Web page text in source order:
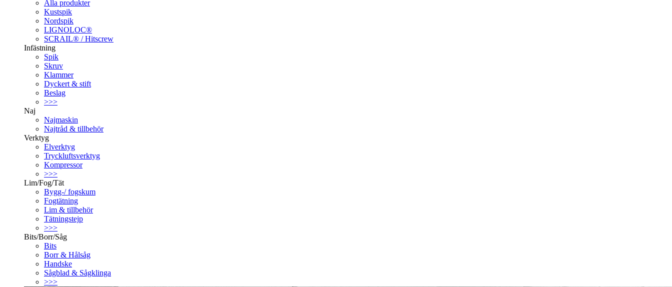
Alla produkter
Kustspik
Nordspik
LIGNOLOC®
SCRAIL® / Hitscrew
Infästning
Spik
Skruv
Klammer
Dyckert & stift
Beslag
>>>
Naj
Najmaskin
Najtråd & tillbehör
Verktyg
Elverktyg
Tryckluftsverktyg
Kompressor
>>>
Lim/Fog/Tät
Bygg-/ fogskum
Fogtätning
Lim & tillbehör
Tätningstejp
>>>
Bits/Borr/Såg
Bits
Borr & Hålsåg
Handske
Sågblad & Sågklinga
>>>